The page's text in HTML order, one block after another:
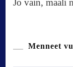
Jo vain, maali
Menneet